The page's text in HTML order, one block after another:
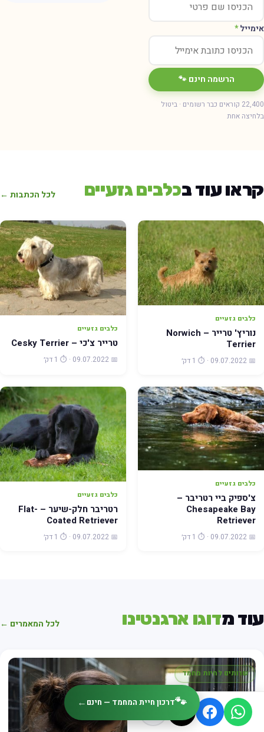
אימייל*
הרשמה חינם 🐾
22,400 קוראים כבר רשומים · ביטול
בלחיצה אחת
קראו עוד בכלבים גזעיים לכל הכתבות ←
כלבים גזעיים
נוריץ' טרייר – Norwich
Terrier
📅 09.07.2022 · ⏱️ 1 דק׳
כלבים גזעיים
טרייר צ'כי – Cesky Terrier
📅 09.07.2022 · ⏱️ 1 דק׳
כלבים גזעיים
צ'ספיק ביי רטריבר –
Chesapeake Bay
Retriever
📅 09.07.2022 · ⏱️ 1 דק׳
כלבים גזעיים
רטריבר חלק-שיער – Flat-
Coated Retriever
📅 09.07.2022 · ⏱️ 1 דק׳
עוד מדוגו ארגנטינו לכל המאמרים ←
שרותים לחיות מחמד
🐾דרכון חיית המחמד — חינם ←